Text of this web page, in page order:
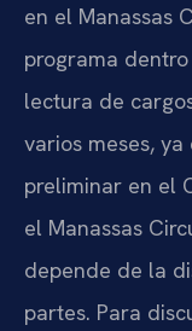
en el Manassas
programa
lectura de
varios meses,
preliminar en el
el Manassas
depende de la
partes. Para